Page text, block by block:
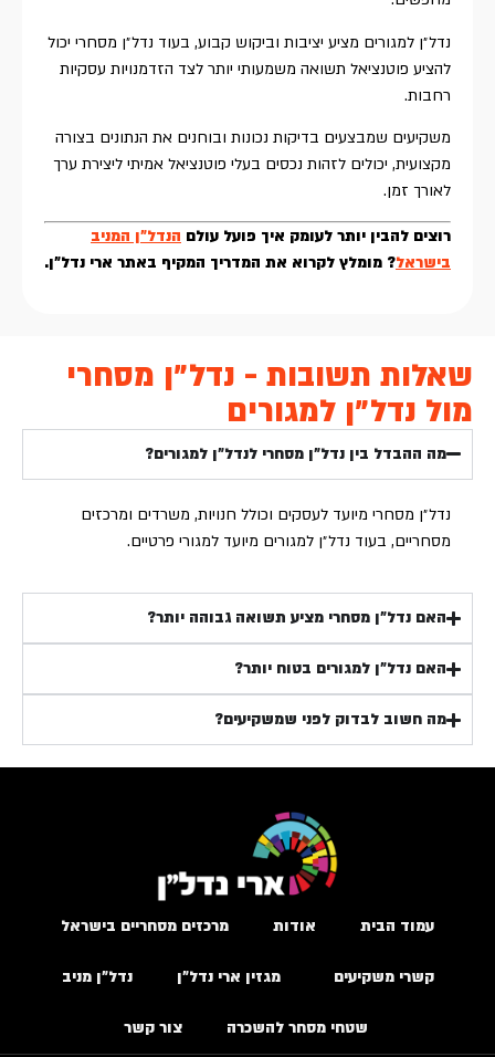
נדל״ן למגורים מציע יציבות וביקוש קבוע, בעוד נדל״ן מסחרי יכול
להציע פוטנציאל תשואה משמעותי יותר לצד הזדמנויות עסקיות
רחבות.
משקיעים שמבצעים בדיקות נכונות ובוחנים את הנתונים בצורה
מקצועית, יכולים לזהות נכסים בעלי פוטנציאל אמיתי ליצירת ערך
לאורך זמן.
רוצים להבין יותר לעומק איך פועל עולם הנדל״ן המניב
בישראל? מומלץ לקרוא את המדריך המקיף באתר ארי נדל״ן.
שאלות תשובות - נדל״ן מסחרי
מול נדל״ן למגורים
מה ההבדל בין נדל״ן מסחרי לנדל״ן למגורים?
נדל״ן מסחרי מיועד לעסקים וכולל חנויות, משרדים ומרכזים
מסחריים, בעוד נדל״ן למגורים מיועד למגורי פרטיים.
האם נדל״ן מסחרי מציע תשואה גבוהה יותר?
האם נדל״ן למגורים בטוח יותר?
מה חשוב לבדוק לפני שמשקיעים?
עמוד הבית אודות מרכזים מסחריים בישראל
קשרי משקיעים מגזין ארי נדל״ן נדל״ן מניב
שטחי מסחר להשכרה צור קשר